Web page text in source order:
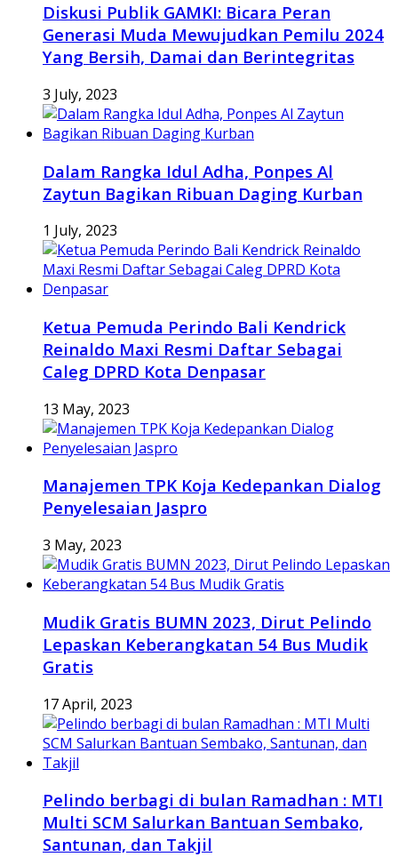
Diskusi Publik GAMKI: Bicara Peran
Generasi Muda Mewujudkan Pemilu 2024
Yang Bersih, Damai dan Berintegritas
3 July, 2023
Dalam Rangka Idul Adha, Ponpes Al
Zaytun Bagikan Ribuan Daging Kurban
1 July, 2023
Ketua Pemuda Perindo Bali Kendrick
Reinaldo Maxi Resmi Daftar Sebagai
Caleg DPRD Kota Denpasar
13 May, 2023
Manajemen TPK Koja Kedepankan Dialog
Penyelesaian Jaspro
3 May, 2023
Mudik Gratis BUMN 2023, Dirut Pelindo
Lepaskan Keberangkatan 54 Bus Mudik
Gratis
17 April, 2023
Pelindo berbagi di bulan Ramadhan : MTI
Multi SCM Salurkan Bantuan Sembako,
Santunan, dan Takjil